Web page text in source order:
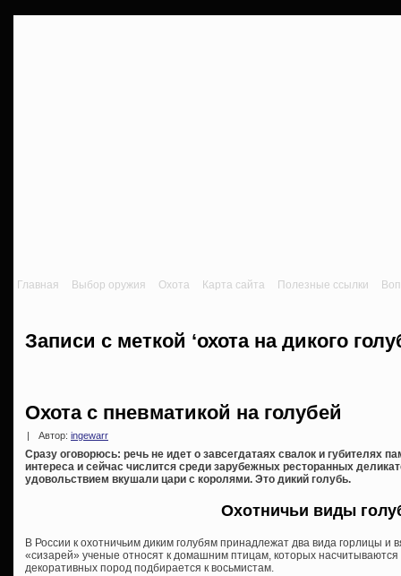
Главная Выбор оружия Охота Карта сайта Полезные ссылки
Записи с меткой ‘охота на дикого
Охота с пневматикой на голубей
Автор: ingewarr
Сразу оговорюсь: речь не идет о завсегдатаях свалок и губителях
интереса и сейчас числится среди зарубежных ресторанных
удовольствием вкушали цари с королями. Это дикий голубь.
Охотничьи виды
В России к охотничьим диким голубям принадлежат два вида горлицы
«сизарей» ученые относят к домашним птицам, которых насчитываются
декоративных пород подбирается к восьмистам.